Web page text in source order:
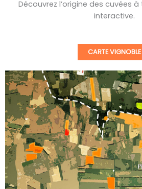
Découvrez l’origine des cuvées
interactive.
CARTE VIGNOBLE